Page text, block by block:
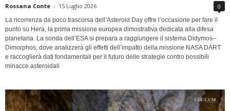
Rossana Conte - 15 Luglio 2026 0
La ricorrenza da poco trascorsa dell’Asteroid Day offre l’occasione per fare il
punto su Hera, la prima missione europea dimostrativa dedicata alla difesa
planetaria. La sonda dell’ESA si prepara a raggiungere il sistema Didymos–
Dimorphos, dove analizzerà gli effetti dell’impatto della missione NASA DART
e raccoglierà dati fondamentali per il futuro delle strategie contro possibili
minacce asteroidali